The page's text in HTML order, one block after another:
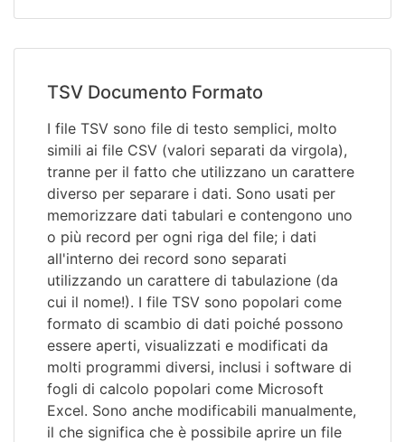
TSV Documento Formato
I file TSV sono file di testo semplici, molto
simili ai file CSV (valori separati da virgola),
tranne per il fatto che utilizzano un carattere
diverso per separare i dati. Sono usati per
memorizzare dati tabulari e contengono uno
o più record per ogni riga del file; i dati
all'interno dei record sono separati
utilizzando un carattere di tabulazione (da
cui il nome!). I file TSV sono popolari come
formato di scambio di dati poiché possono
essere aperti, visualizzati e modificati da
molti programmi diversi, inclusi i software di
fogli di calcolo popolari come Microsoft
Excel. Sono anche modificabili manualmente,
il che significa che è possibile aprire un file